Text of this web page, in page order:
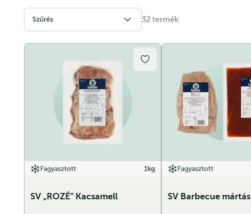
Szűrés 32 termék
Fagyasztott 1kg
SV „ROZÉ” Kacsamell
Fagyasztott
SV Barbecue mártás